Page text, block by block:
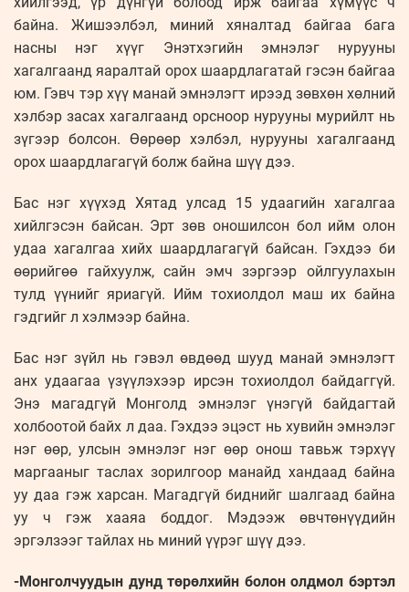
байна. Жишээлбэл, миний хяналтад байгаа бага
насны нэг хүүг Энэтхэгийн эмнэлэг нурууны
хагалгаанд яаралтай орох шаардлагатай гэсэн байгаа
юм. Гэвч тэр хүү манай эмнэлэгт ирээд зөвхөн хөлний
хэлбэр засах хагалгаанд орсноор нурууны мурийлт нь
зүгээр болсон. Өөрөөр хэлбэл, нурууны хагалгаанд
орох шаардлагагүй болж байна шүү дээ.
Бас нэг хүүхэд Хятад улсад 15 удаагийн хагалгаа
хийлгэсэн байсан. Эрт зөв оношилсон бол ийм олон
удаа хагалгаа хийх шаардлагагүй байсан. Гэхдээ би
өөрийгөө гайхуулж, сайн эмч зэргээр ойлгуулахын
тулд үүнийг яриагүй. Ийм тохиолдол маш их байна
гэдгийг л хэлмээр байна.
Бас нэг зүйл нь гэвэл өвдөөд шууд манай эмнэлэгт
анх удаагаа үзүүлэхээр ирсэн тохиолдол байдаггүй.
Энэ магадгүй Монголд эмнэлэг үнэгүй байдагтай
холбоотой байх л даа. Гэхдээ эцэст нь хувийн эмнэлэг
нэг өөр, улсын эмнэлэг нэг өөр онош тавьж тэрхүү
маргааныг таслах зорилгоор манайд хандаад байна
уу даа гэж харсан. Магадгүй биднийг шалгаад байна
уу ч гэж хааяа боддог. Мэдээж өвчтөнүүдийн
эргэлзээг тайлах нь миний үүрэг шүү дээ.
-Монголчуудын дунд төрөлхийн болон олдмол бэртэл